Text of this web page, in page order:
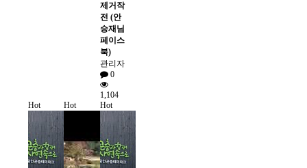
제거작
전 (안
승재님
페이스
북)
관리자
0
1,104
Hot
Hot Hot